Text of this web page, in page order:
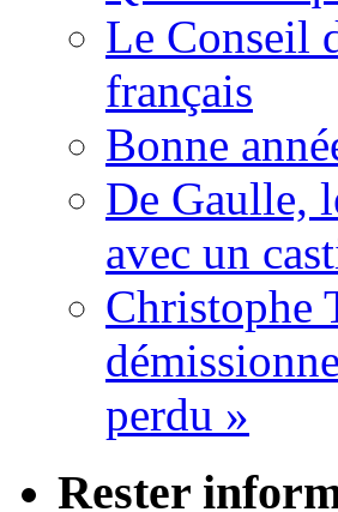
Le Conseil
français
Bonne
De Gaulle,
avec un
Christophe
perdu »
Rester